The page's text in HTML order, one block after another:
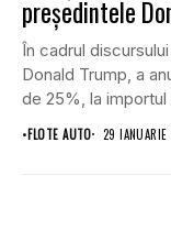
președintele
În cadrul
Donald Trump, a
de 25%, la
•FLOTE AUTO 29